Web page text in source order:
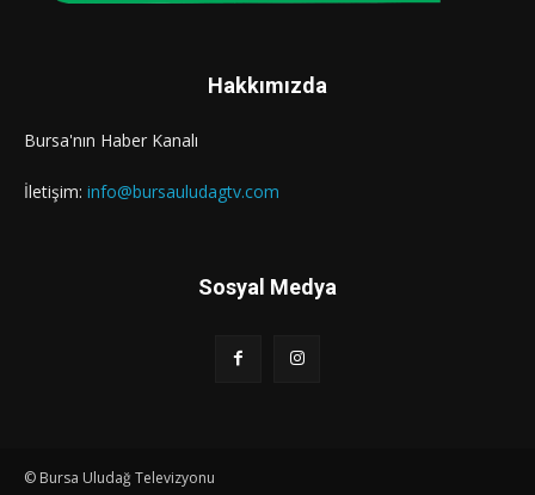
Hakkımızda
Bursa'nın Haber Kanalı
İletişim: info@bursauludagtv.com
Sosyal Medya
© Bursa Uludağ Televizyonu